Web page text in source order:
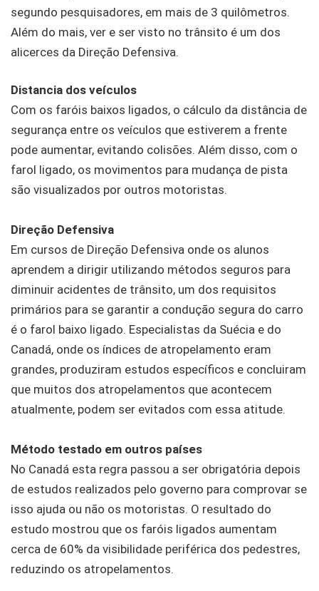
segundo pesquisadores, em mais de 3 quilômetros.
Além do mais, ver e ser visto no trânsito é um dos
alicerces da Direção Defensiva.
Distancia dos veículos
Com os faróis baixos ligados, o cálculo da distância de
segurança entre os veículos que estiverem a frente
pode aumentar, evitando colisões. Além disso, com o
farol ligado, os movimentos para mudança de pista
são visualizados por outros motoristas.
Direção Defensiva
Em cursos de Direção Defensiva onde os alunos
aprendem a dirigir utilizando métodos seguros para
diminuir acidentes de trânsito, um dos requisitos
primários para se garantir a condução segura do carro
é o farol baixo ligado. Especialistas da Suécia e do
Canadá, onde os índices de atropelamento eram
grandes, produziram estudos específicos e concluiram
que muitos dos atropelamentos que acontecem
atualmente, podem ser evitados com essa atitude.
Método testado em outros países
No Canadá esta regra passou a ser obrigatória depois
de estudos realizados pelo governo para comprovar se
isso ajuda ou não os motoristas. O resultado do
estudo mostrou que os faróis ligados aumentam
cerca de 60% da visibilidade periférica dos pedestres,
reduzindo os atropelamentos.